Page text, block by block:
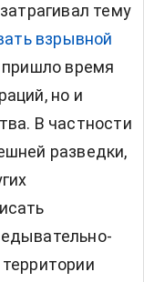
тему
взрывной
пришло время
но и
В частности
разведки,